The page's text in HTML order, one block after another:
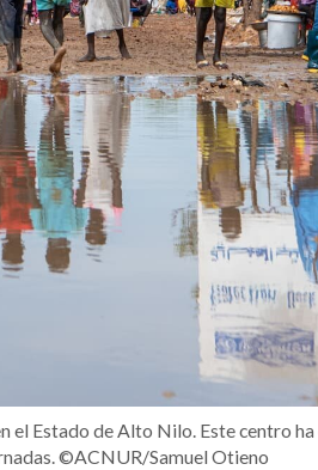
el Estado de Alto Nilo. Este centro
©ACNUR/Samuel Otieno